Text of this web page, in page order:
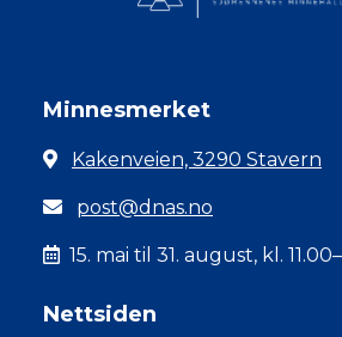
Minnesmerket
Kakenveien, 3290 Stavern
post@dnas.no
15. mai til 31. august, kl.
Nettsiden